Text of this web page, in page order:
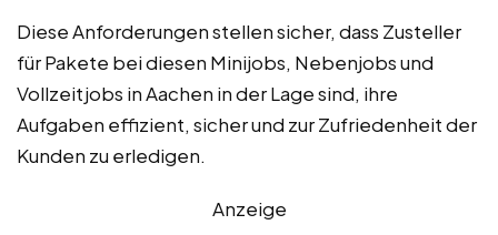
Diese Anforderungen stellen sicher, dass Zusteller
für Pakete bei diesen Minijobs, Nebenjobs und
Vollzeitjobs in Aachen in der Lage sind, ihre
Aufgaben effizient, sicher und zur Zufriedenheit der
Kunden zu erledigen.
Anzeige